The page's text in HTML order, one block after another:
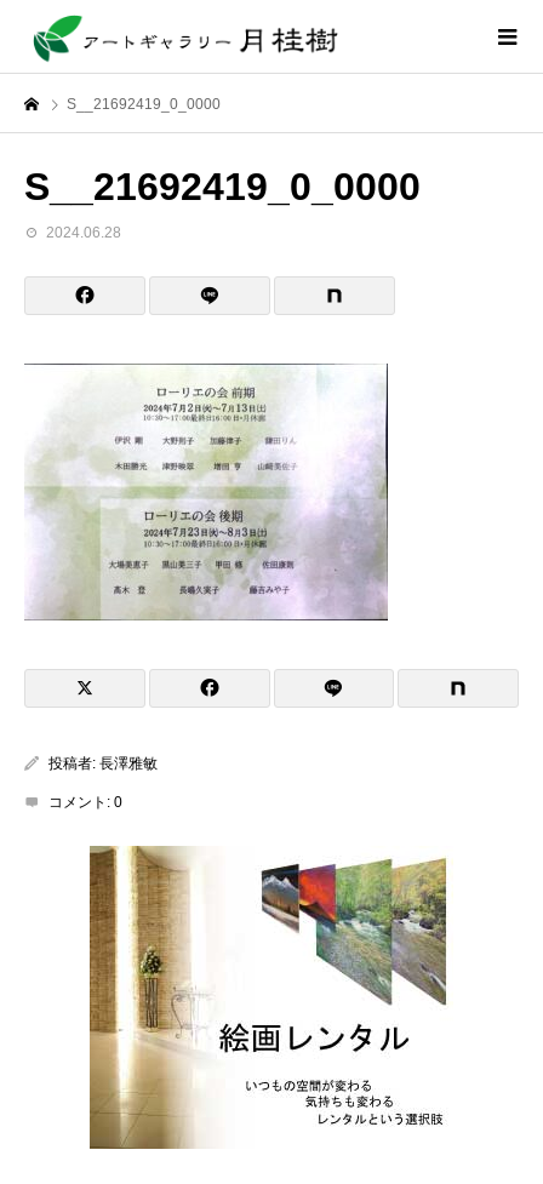
S__21692419_0_0000
S__21692419_0_0000
2024.06.28
投稿者: 長澤雅敏
コメント: 0